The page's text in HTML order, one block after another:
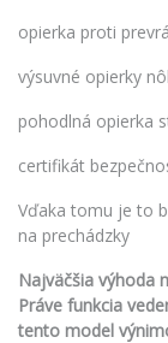
opierka proti
výsuvné opierky
pohodlná opierka
certifikát
Vďaka tomu je to
na prechádzky
Najväčšia výhoda
Práve funkcia
tento model